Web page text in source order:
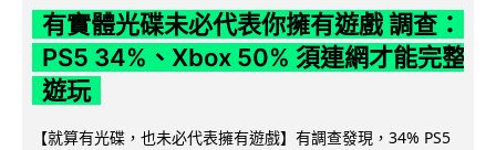
有實體光碟未必代表你擁有遊戲 調查：
PS5 34%、Xbox 50% 須連網才能完整
遊玩
【就算有光碟，也未必代表擁有遊戲】有調查發現，34% PS5